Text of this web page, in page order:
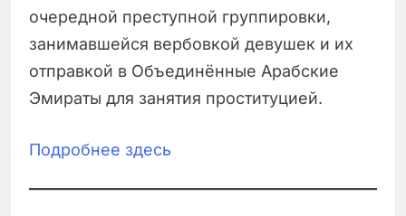
очередной преступной группировки,
занимавшейся вербовкой девушек и их
отправкой в Объединённые Арабские
Эмираты для занятия проституцией.
Подробнее здесь